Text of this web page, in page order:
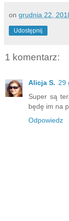
on grudnia 22,
Udostępnij
1 komentarz:
Alicja S. 29
Super są
będę im na
Odpowiedz